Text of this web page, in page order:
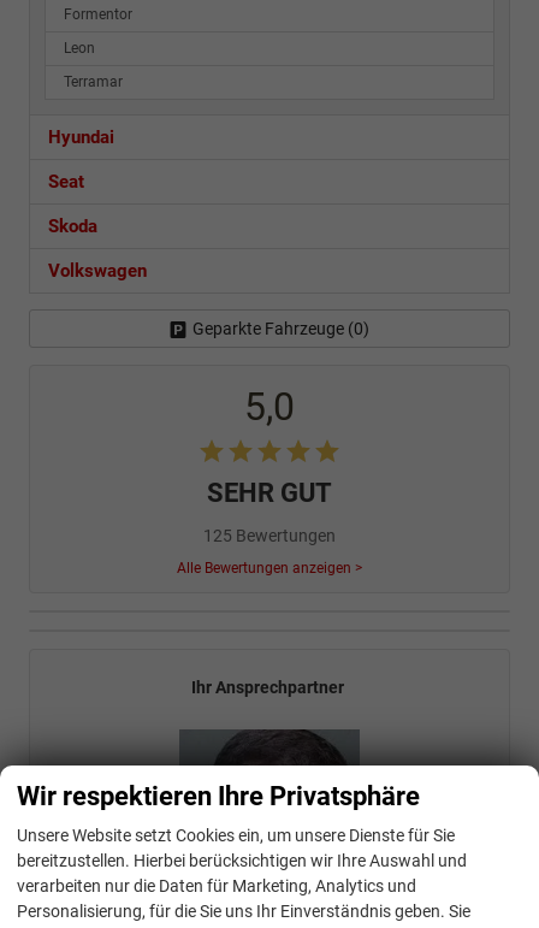
Formentor
Leon
Terramar
Hyundai
Seat
Skoda
Volkswagen
Geparkte Fahrzeuge (0)
5,0
SEHR GUT
125 Bewertungen
Alle Bewertungen anzeigen >
Ihr Ansprechpartner
Wir respektieren Ihre Privatsphäre
Unsere Website setzt Cookies ein, um unsere Dienste für Sie
bereitzustellen. Hierbei berücksichtigen wir Ihre Auswahl und
verarbeiten nur die Daten für Marketing, Analytics und
Personalisierung, für die Sie uns Ihr Einverständnis geben. Sie